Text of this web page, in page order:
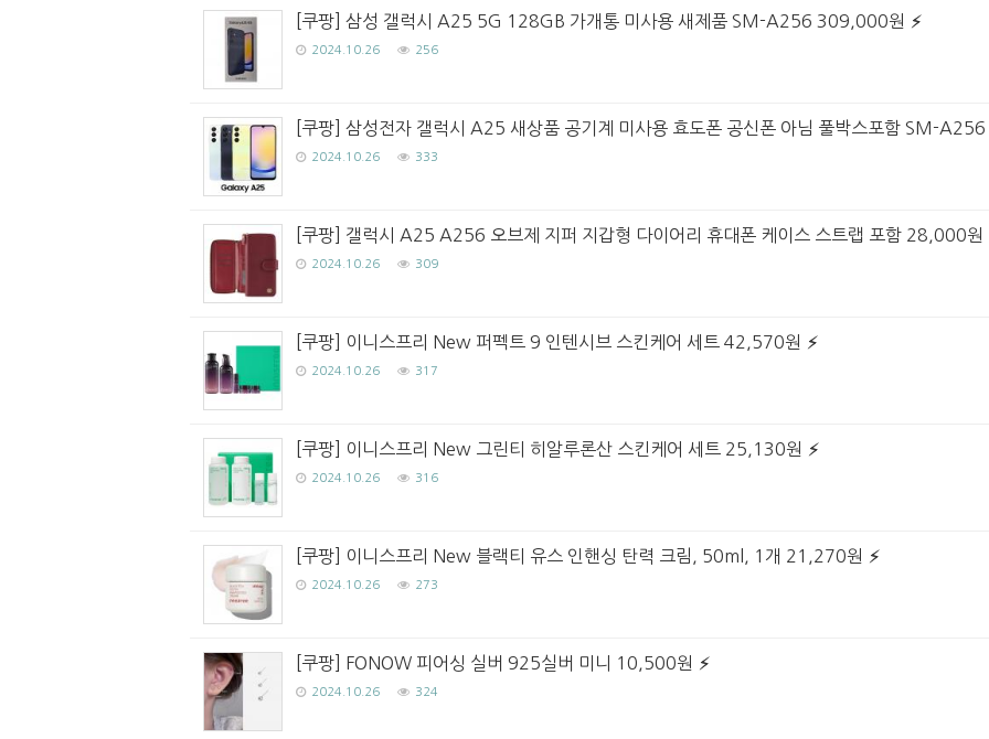
[쿠팡] 삼성 갤럭시 A25 5G 128GB 가개통 미사용 새제품 SM-A256 309,000원
2024.10.26 256
[쿠팡] 삼성전자 갤럭시 A25 새상품 공기계 미사용 효도폰 공신폰 아님 풀박스포함 SM-
2024.10.26 333
[쿠팡] 갤럭시 A25 A256 오브제 지퍼 지갑형 다이어리 휴대폰 케이스 스트랩 포함 28,000원
2024.10.26 309
[쿠팡] 이니스프리 New 퍼펙트 9 인텐시브 스킨케어 세트 42,570원
2024.10.26 317
[쿠팡] 이니스프리 New 그린티 히알루론산 스킨케어 세트 25,130원
2024.10.26 316
[쿠팡] 이니스프리 New 블랙티 유스 인핸싱 탄력 크림, 50ml, 1개 21,270원
2024.10.26 273
[쿠팡] FONOW 피어싱 실버 925실버 미니 10,500원
2024.10.26 324